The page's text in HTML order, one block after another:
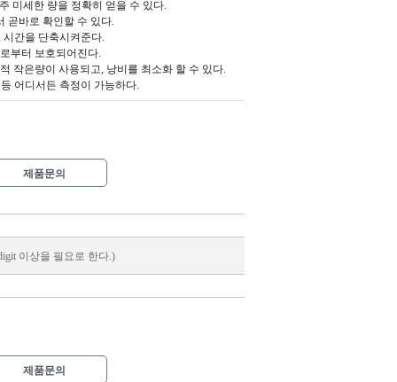
미세한 량을 정확히 얻을 수 있다.
곧바로 확인할 수 있다.
시간을 단축시켜준다.
부터 보호되어진다.
작은량이 사용되고, 낭비를 최소화 할 수 있다.
어디서든 측정이 가능하다.
제품문의
이상을 필요로 한다.)
제품문의